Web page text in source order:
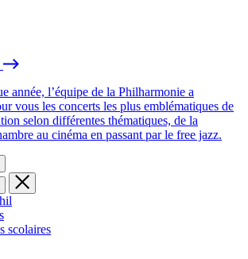
année, l’équipe de la Philharmonie a
vous les concerts les plus emblématiques de
selon différentes thématiques, de la
au cinéma en passant par le free jazz.
scolaires